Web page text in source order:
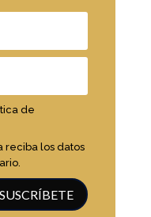
de
reciba los datos
SUSCRÍBETE